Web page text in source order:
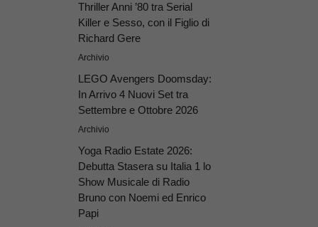
Thriller Anni ’80 tra Serial
Killer e Sesso, con il Figlio di
Richard Gere
Archivio
LEGO Avengers Doomsday:
In Arrivo 4 Nuovi Set tra
Settembre e Ottobre 2026
Archivio
Yoga Radio Estate 2026:
Debutta Stasera su Italia 1 lo
Show Musicale di Radio
Bruno con Noemi ed Enrico
Papi